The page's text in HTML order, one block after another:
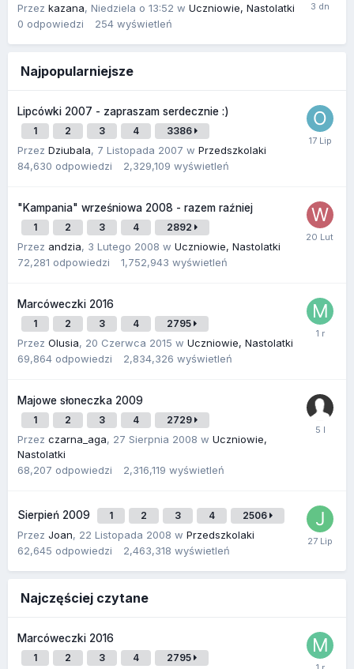
Przez kazana, Niedziela o 13:52 w Uczniowie, Nastolatki
0 odpowiedzi 254 wyświetleń
Najpopularniejsze
Lipcówki 2007 - zapraszam serdecznie :)
1 2 3 4 3386
Przez Dziubala, 7 Listopada 2007 w Przedszkolaki
84,630 odpowiedzi 2,329,109 wyświetleń
"Kampania" wrześniowa 2008 - razem raźniej
1 2 3 4 2892
Przez andzia, 3 Lutego 2008 w Uczniowie, Nastolatki
72,281 odpowiedzi 1,752,943 wyświetleń
Marcóweczki 2016
1 2 3 4 2795
Przez Olusia, 20 Czerwca 2015 w Uczniowie, Nastolatki
69,864 odpowiedzi 2,834,326 wyświetleń
Majowe słoneczka 2009
1 2 3 4 2729
Przez czarna_aga, 27 Sierpnia 2008 w Uczniowie,
Nastolatki
68,207 odpowiedzi 2,316,119 wyświetleń
Sierpień 2009 1 2 3 4 2506
Przez Joan, 22 Listopada 2008 w Przedszkolaki
62,645 odpowiedzi 2,463,318 wyświetleń
Najczęściej czytane
Marcóweczki 2016
1 2 3 4 2795